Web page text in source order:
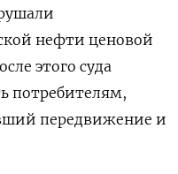
нефти ценовой
этого суда
потребителям,
передвижение и